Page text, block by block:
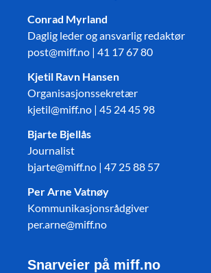
Conrad Myrland
Daglig leder og ansvarlig redaktør
post@miff.no | 41 17 67 80
Kjetil Ravn Hansen
Organisasjonssekretær
kjetil@miff.no | 45 24 45 98
Bjarte Bjellås
Journalist
bjarte@miff.no | 47 25 88 57
Per Arne Vatnøy
Kommunikasjonsrådgiver
per.arne@miff.no
Snarveier på miff.no